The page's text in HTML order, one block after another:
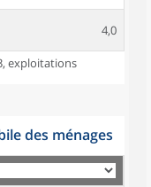
4,0
exploitations
des ménages